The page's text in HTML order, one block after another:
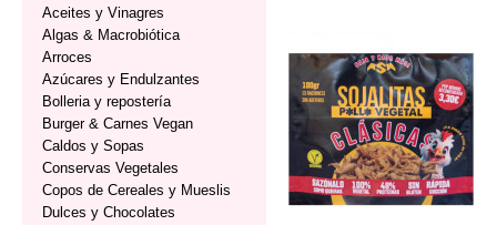
Aceites y Vinagres
Algas & Macrobiótica
Arroces
Azúcares y Endulzantes
Bolleria y repostería
Burger & Carnes Vegan
Caldos y Sopas
Conservas Vegetales
Copos de Cereales y Mueslis
Dulces y Chocolates